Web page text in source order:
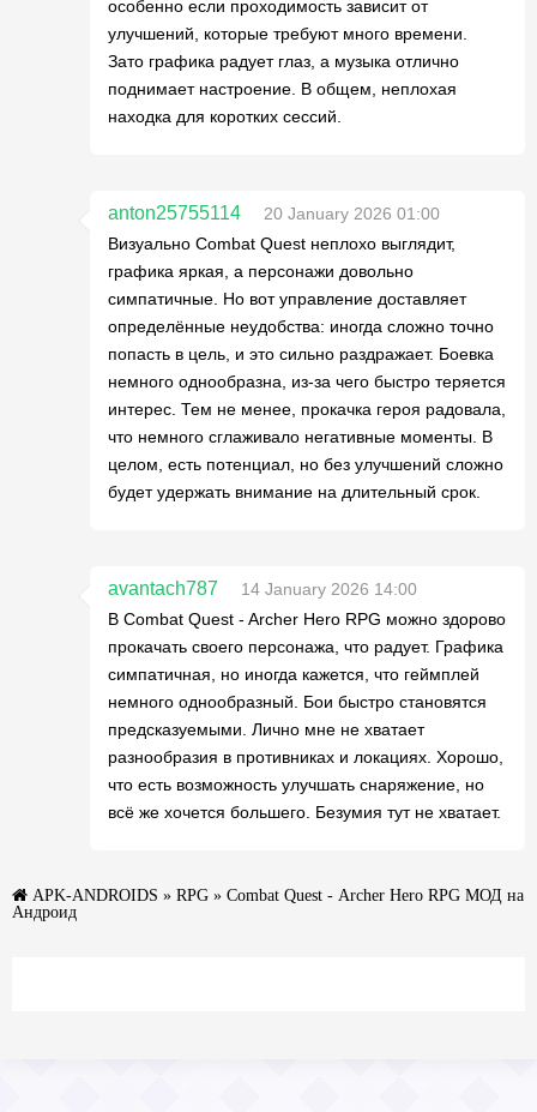
особенно если проходимость зависит от
улучшений, которые требуют много времени.
Зато графика радует глаз, а музыка отлично
поднимает настроение. В общем, неплохая
находка для коротких сессий.
anton25755114
20 January 2026 01:00
Визуально Combat Quest неплохо выглядит,
графика яркая, а персонажи довольно
симпатичные. Но вот управление доставляет
определённые неудобства: иногда сложно точно
попасть в цель, и это сильно раздражает. Боевка
немного однообразна, из-за чего быстро теряется
интерес. Тем не менее, прокачка героя радовала,
что немного сглаживало негативные моменты. В
целом, есть потенциал, но без улучшений сложно
будет удержать внимание на длительный срок.
avantach787
14 January 2026 14:00
В Combat Quest - Archer Hero RPG можно здорово
прокачать своего персонажа, что радует. Графика
симпатичная, но иногда кажется, что геймплей
немного однообразный. Бои быстро становятся
предсказуемыми. Лично мне не хватает
разнообразия в противниках и локациях. Хорошо,
что есть возможность улучшать снаряжение, но
всё же хочется большего. Безумия тут не хватает.
APK-ANDROIDS » RPG » Combat Quest - Archer Hero RPG МОД на
Андроид